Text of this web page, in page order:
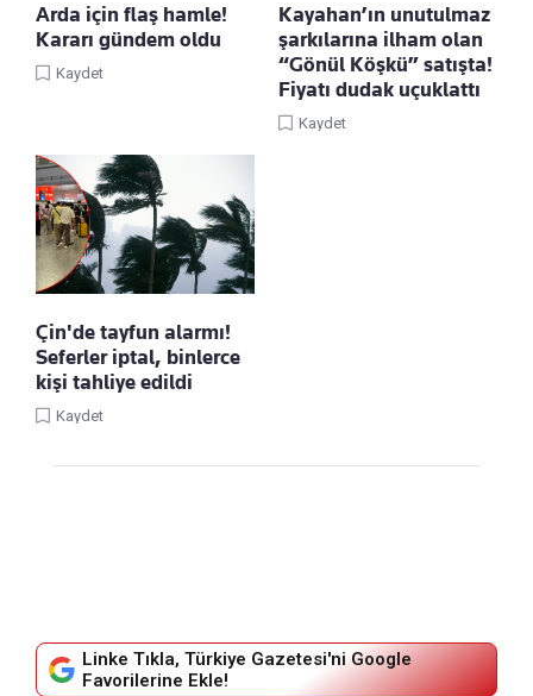
Arda için flaş hamle!
Kararı gündem oldu
Kaydet
Kayahan’ın unutulmaz
şarkılarına ilham olan
“Gönül Köşkü” satışta!
Fiyatı dudak uçuklattı
Kaydet
Çin'de tayfun alarmı!
Seferler iptal, binlerce
kişi tahliye edildi
Kaydet
Linke Tıkla, Türkiye Gazetesi'ni Google
Favorilerine Ekle!